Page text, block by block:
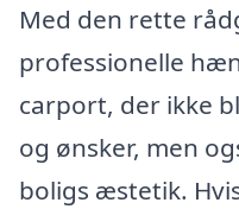
Med den rette
professionelle
carport, der ikke
og ønsker, men
boligs æstetik.